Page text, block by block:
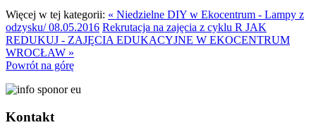
Więcej w tej kategorii: « Niedzielne DIY w Ekocentrum - Lampy z
odzysku/ 08.05.2016 Rekrutacja na zajęcia z cyklu R JAK
REDUKUJ - ZAJĘCIA EDUKACYJNE W EKOCENTRUM
WROCŁAW »
Powrót na górę
Kontakt